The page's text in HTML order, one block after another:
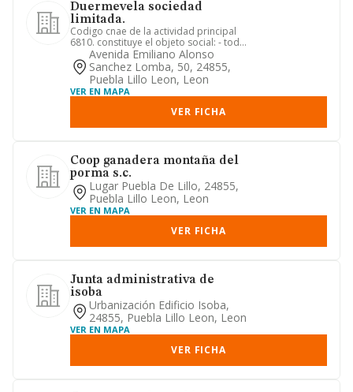
Duermevela sociedad
limitada.
Codigo cnae de la actividad principal
6810. constituye el objeto social: - toda
clase de actividade...
Avenida Emiliano Alonso
Sanchez Lomba, 50, 24855,
Puebla Lillo Leon, Leon
VER EN MAPA
VER FICHA
Coop ganadera montaña del
porma s.c.
Lugar Puebla De Lillo, 24855,
Puebla Lillo Leon, Leon
VER EN MAPA
VER FICHA
Junta administrativa de
isoba
Urbanización Edificio Isoba,
24855, Puebla Lillo Leon, Leon
VER EN MAPA
VER FICHA